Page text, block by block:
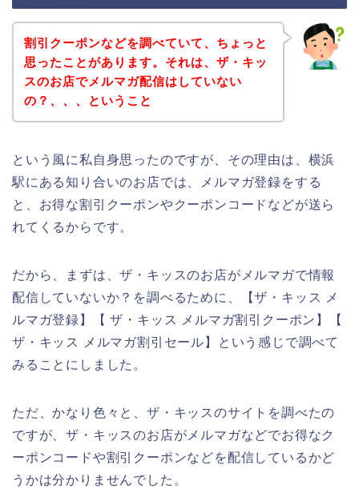
割引クーポンなどを調べていて、ちょっと
思ったことがあります。それは、ザ・キッ
スのお店でメルマガ配信はしていない
の？、、、ということ
という風に私自身思ったのですが、その理由は、横浜
駅にある知り合いのお店では、メルマガ登録をする
と、お得な割引クーポンやクーポンコードなどが送ら
れてくるからです。
だから、まずは、ザ・キッスのお店がメルマガで情報
配信していないか？を調べるために、【ザ・キッス メ
ルマガ登録】【 ザ・キッス メルマガ割引クーポン】【
ザ・キッス メルマガ割引セール】という感じで調べて
みることにしました。
ただ、かなり色々と、ザ・キッスのサイトを調べたの
ですが、ザ・キッスのお店がメルマガなどでお得なク
ーポンコードや割引クーポンなどを配信しているかど
うかは分かりませんでした。